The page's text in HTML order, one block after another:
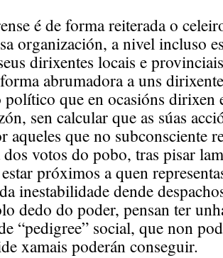
é de forma reiterada o
organización, a nivel incluso
dirixentes locais e
abrumadora a uns
que en ocasións dirixen
sen calcular que as súas
aqueles que no subconsciente
dos votos do pobo, tras pisar
próximos a quen
inestabilidade dende
dedo do poder, pensan ter
“pedigree” social, que non
xamais poderán conseguir.